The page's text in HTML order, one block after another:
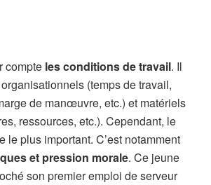
compte les conditions de travail. Il
organisationnels (temps de travail,
de manœuvre, etc.) et matériels
ressources, etc.). Cependant, le
le plus important. C’est notamment
et pression morale. Ce jeune
son premier emploi de serveur